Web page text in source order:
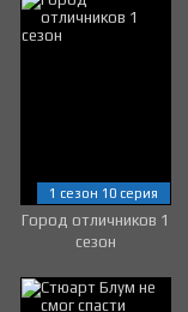
Город отличников 1
сезон
1 сезон 10 серия